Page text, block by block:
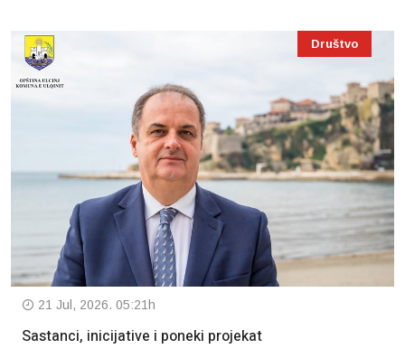
Društvo
21 Jul, 2026. 05:21h
Sastanci, inicijative i poneki projekat